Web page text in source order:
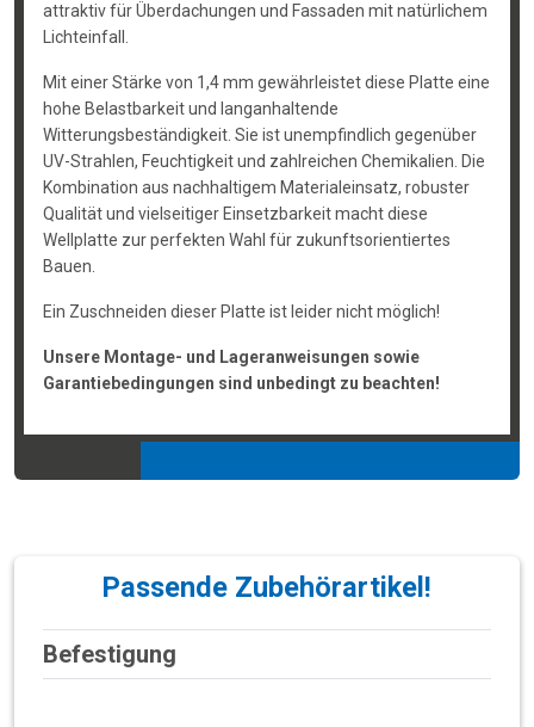
attraktiv für Überdachungen und Fassaden mit natürlichem
Lichteinfall.
Mit einer Stärke von 1,4 mm gewährleistet diese Platte eine
hohe Belastbarkeit und langanhaltende
Witterungsbeständigkeit. Sie ist unempfindlich gegenüber
UV-Strahlen, Feuchtigkeit und zahlreichen Chemikalien. Die
Kombination aus nachhaltigem Materialeinsatz, robuster
Qualität und vielseitiger Einsetzbarkeit macht diese
Wellplatte zur perfekten Wahl für zukunftsorientiertes
Bauen.
Ein Zuschneiden dieser Platte ist leider nicht möglich!
Unsere Montage- und Lageranweisungen sowie
Garantiebedingungen sind unbedingt zu beachten!
Passende Zubehörartikel!
Befestigung